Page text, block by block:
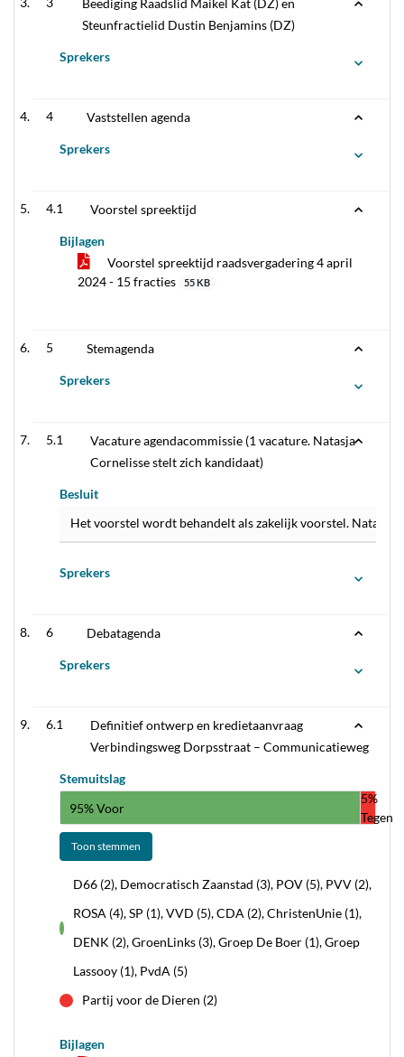
Beëdiging Raadslid Maikel Kat (DZ) en
Steunfractielid Dustin Benjamins (DZ)
Sprekers
4 Vaststellen agenda
Sprekers
4.1 Voorstel spreektijd
Bijlagen
Voorstel spreektijd raadsvergadering 4 april
2024 - 15 fracties
55 KB
5 Stemagenda
Sprekers
5.1
Vacature agendacommissie (1 vacature. Natasja
Cornelisse stelt zich kandidaat)
Besluit
Het voorstel wordt behandelt als zakelijk voorstel. Natasja
Sprekers
6 Debatagenda
Sprekers
6.1
Definitief ontwerp en kredietaanvraag
Verbindingsweg Dorpsstraat – Communicatieweg
Stemuitslag
95% Voor
5%
Tegen
Toon stemmen
voor
D66 (2), Democratisch Zaanstad (3), POV (5), PVV (2),
ROSA (4), SP (1), VVD (5), CDA (2), ChristenUnie (1),
DENK (2), GroenLinks (3), Groep De Boer (1), Groep
Lassooy (1), PvdA (5)
Partij voor de Dieren (2)
Bijlagen